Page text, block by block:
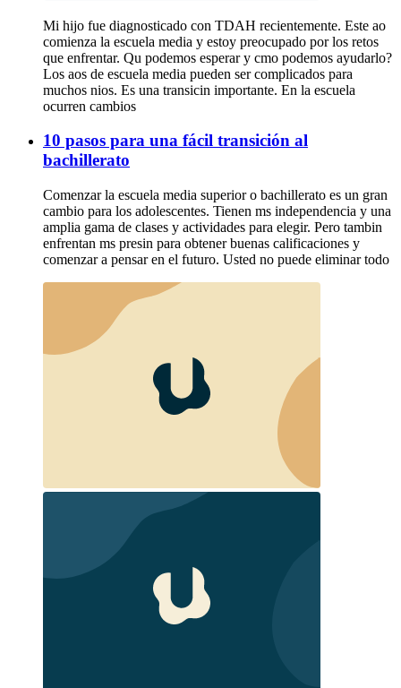
Mi hijo fue diagnosticado con TDAH recientemente. Este ao
comienza la escuela media y estoy preocupado por los retos
que enfrentar. Qu podemos esperar y cmo podemos ayudarlo?
Los aos de escuela media pueden ser complicados para
muchos nios. Es una transicin importante. En la escuela
ocurren cambios
10 pasos para una fácil transición al
bachillerato
Comenzar la escuela media superior o bachillerato es un gran
cambio para los adolescentes. Tienen ms independencia y una
amplia gama de clases y actividades para elegir. Pero tambin
enfrentan ms presin para obtener buenas calificaciones y
comenzar a pensar en el futuro. Usted no puede eliminar todo